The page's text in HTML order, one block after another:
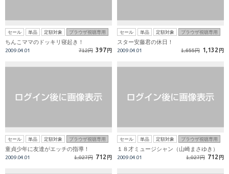
セール 単品 定額対象 ブラウザ視聴専用
ちんこママのドッキリ寝起き！
2009.04.01 712円 397 円
セール 単品 定額対象 ブラウザ視聴専用
スター安藤君の休日！
2009.04.01 1,655円 1,132 円
セール 単品 定額対象 ブラウザ視聴専用
童貞少年に友達がエッチの指導！
2009.04.01 1,027円 712 円
セール 単品 定額対象 ブラウザ視聴専用
１８才ミュージシャン（山崎まさゆき）
2009.04.01 1,027円 712 円